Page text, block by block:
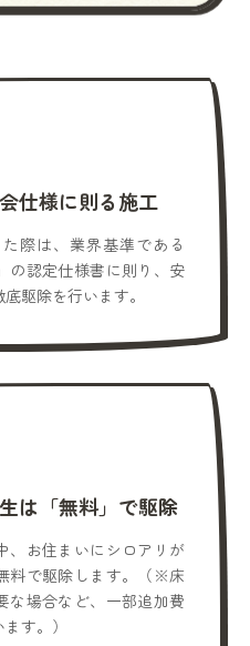
仕様に則る施工
際は、業界基準である
の認定仕様書に則り、安
駆除を行います。
は「無料」で駆除
、お住まいにシロアリが
料で駆除します。（※床
な場合など、一部追加費
す。）